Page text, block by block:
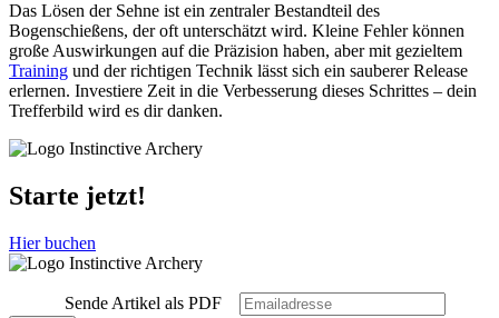
Das Lösen der Sehne ist ein zentraler Bestandteil des
Bogenschießens, der oft unterschätzt wird. Kleine Fehler können
große Auswirkungen auf die Präzision haben, aber mit gezieltem
Training und der richtigen Technik lässt sich ein sauberer Release
erlernen. Investiere Zeit in die Verbesserung dieses Schrittes – dein
Trefferbild wird es dir danken.
Starte jetzt!
Hier buchen
Sende Artikel als PDF